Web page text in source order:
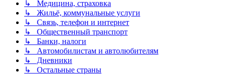
↳ Медицина, страховка
↳ Жильё, коммунальные услуги
↳ Связь, телефон и интернет
↳ Общественный транспорт
↳ Банки, налоги
↳ Автомобилистам и автолюбителям
↳ Дневники
↳ Остальные страны